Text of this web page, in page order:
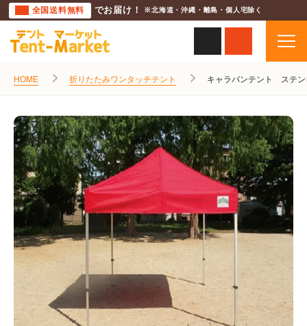
全国送料無料 でお届け！ ※北海道・沖縄・離島・個人宅除く
HOME 折りたたみワンタッチテント キャラバンテント ステン